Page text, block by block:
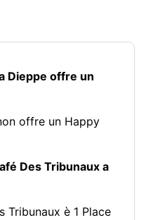
Dieppe offre un
offre un Happy
Des Tribunaux a
Tribunaux è 1 Place